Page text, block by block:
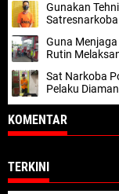
Gunakan
Guna
Rutin
Sat Narkoba
Pelaku
KOMENTAR
TERKINI